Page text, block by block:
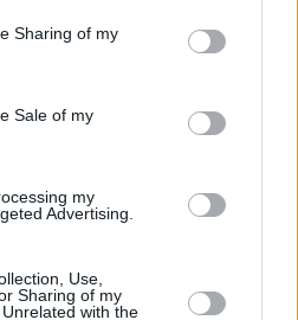
Sharing of my
Sale of my
my
Advertising.
Use,
Sharing of my
with the